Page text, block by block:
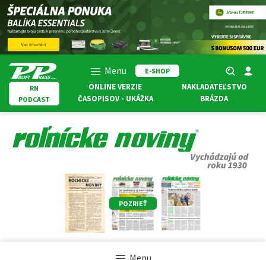
Menu
E-SHOP
RN
PODCAST
ONLINE VERZIE
ČASOPISOV - UKÁŽKA
NAKLADATEĽSTVO
BRÁZDA
POZRIEŤ